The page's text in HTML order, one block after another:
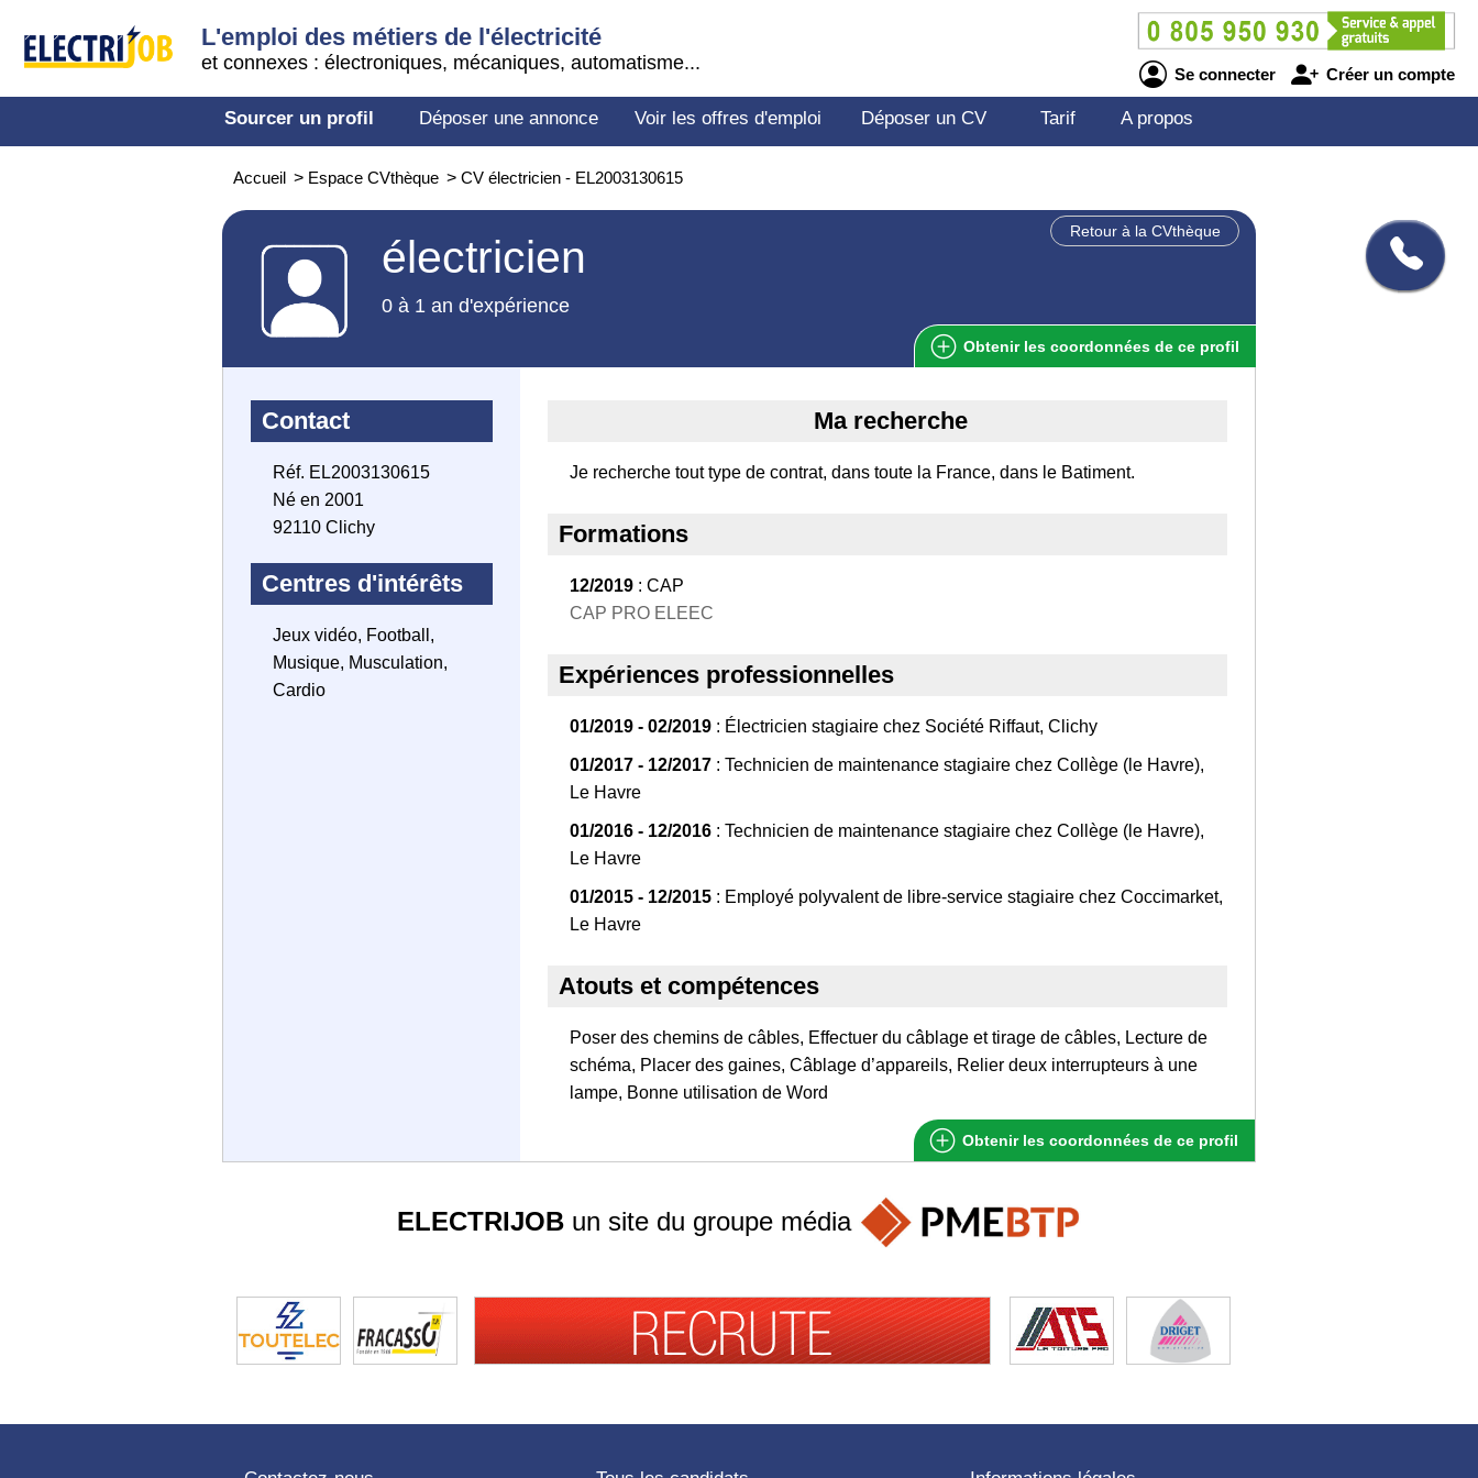
L'emploi des métiers de l'électricité
et connexes : électroniques, mécaniques, automatisme...
Se connecter Créer un compte
Sourcer un profil Déposer une annonce Voir les offres d'emploi Déposer un CV Tarif A propos
Accueil > Espace CVthèque > CV électricien - EL2003130615
Retour à la CVthèque
électricien
0 à 1 an d'expérience
Obtenir les coordonnées de ce profil
Contact
Réf. EL2003130615
Né en 2001
92110 Clichy
Centres d'intérêts
Jeux vidéo, Football,
Musique, Musculation,
Cardio
Ma recherche
Je recherche tout type de contrat, dans toute la France, dans le Batiment.
Formations
12/2019 : CAP
CAP PRO ELEEC
Expériences professionnelles
01/2019 - 02/2019 : Électricien stagiaire chez Société Riffaut, Clichy
01/2017 - 12/2017 : Technicien de maintenance stagiaire chez Collège (le Havre),
Le Havre
01/2016 - 12/2016 : Technicien de maintenance stagiaire chez Collège (le Havre),
Le Havre
01/2015 - 12/2015 : Employé polyvalent de libre-service stagiaire chez Coccimarket,
Le Havre
Atouts et compétences
Poser des chemins de câbles, Effectuer du câblage et tirage de câbles, Lecture de
schéma, Placer des gaines, Câblage d’appareils, Relier deux interrupteurs à une
lampe, Bonne utilisation de Word
Obtenir les coordonnées de ce profil
ELECTRIJOBun site du groupe média